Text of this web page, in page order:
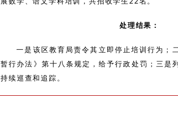
处理结果：
一是该区教育局责令其立即停止培训行为；
暂行办法》第十八条规定，给予行政处罚；三是
持续巡查和追踪。